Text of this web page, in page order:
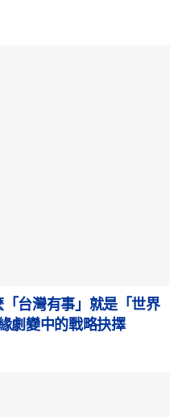
台灣有事」就是「世界
劇變中的戰略抉擇